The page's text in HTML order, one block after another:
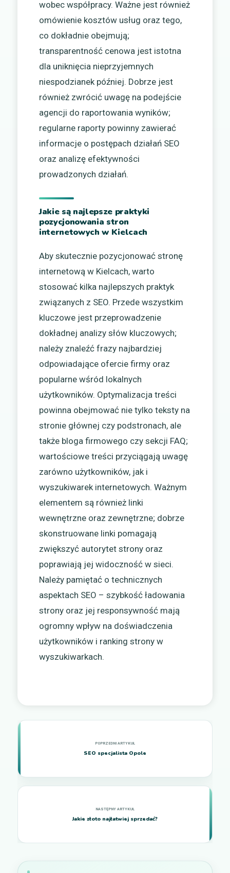
wobec współpracy. Ważne jest również
omówienie kosztów usług oraz tego,
co dokładnie obejmują;
transparentność cenowa jest istotna
dla uniknięcia nieprzyjemnych
niespodzianek później. Dobrze jest
również zwrócić uwagę na podejście
agencji do raportowania wyników;
regularne raporty powinny zawierać
informacje o postępach działań SEO
oraz analizę efektywności
prowadzonych działań.
Jakie są najlepsze praktyki
pozycjonowania stron
internetowych w Kielcach
Aby skutecznie pozycjonować stronę
internetową w Kielcach, warto
stosować kilka najlepszych praktyk
związanych z SEO. Przede wszystkim
kluczowe jest przeprowadzenie
dokładnej analizy słów kluczowych;
należy znaleźć frazy najbardziej
odpowiadające ofercie firmy oraz
popularne wśród lokalnych
użytkowników. Optymalizacja treści
powinna obejmować nie tylko teksty na
stronie głównej czy podstronach, ale
także bloga firmowego czy sekcji FAQ;
wartościowe treści przyciągają uwagę
zarówno użytkowników, jak i
wyszukiwarek internetowych. Ważnym
elementem są również linki
wewnętrzne oraz zewnętrzne; dobrze
skonstruowane linki pomagają
zwiększyć autorytet strony oraz
poprawiają jej widoczność w sieci.
Należy pamiętać o technicznych
aspektach SEO – szybkość ładowania
strony oraz jej responsywność mają
ogromny wpływ na doświadczenia
użytkowników i ranking strony w
wyszukiwarkach.
SEO specjalista Opole
Jakie złoto najłatwiej sprzedać?